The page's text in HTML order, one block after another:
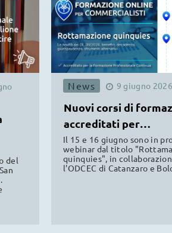
del
News 9 giugno 2026
Nuovi corsi di
accreditati per
commercialisti
Il 15 e 16 giugno sono in
webinar dal titolo
quinquies", in
l'ODCEC di Catanzaro e